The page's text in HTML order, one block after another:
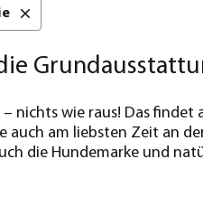
– nichts wie raus! Das
auch am liebsten Zeit an
die Hundemarke und